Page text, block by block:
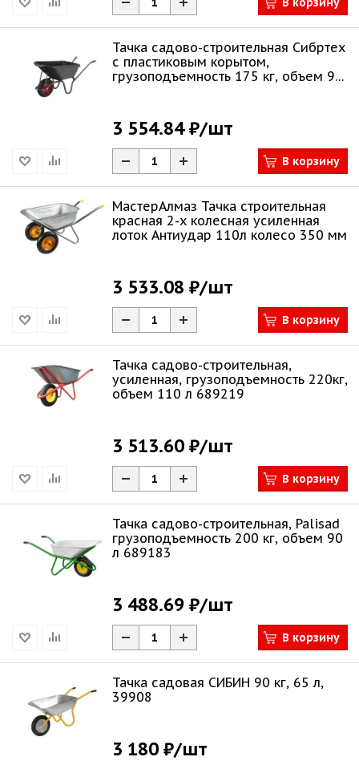
Тачка садово-строительная Сибртех
с пластиковым корытом,
грузоподъемность 175 кг, объем 90
3 554.84 ₽/шт
В корзину
МастерАлмаз Тачка строительная
красная 2-х колесная усиленная
лоток Антиудар 110л колесо 350 мм
3 533.08 ₽/шт
В корзину
Тачка садово-строительная,
усиленная, грузоподъемность 220кг,
объем 110 л 689219
3 513.60 ₽/шт
В корзину
Тачка садово-строительная, Palisad
грузоподъемность 200 кг, объем 90
л 689183
3 488.69 ₽/шт
В корзину
Тачка садовая СИБИН 90 кг, 65 л,
39908
3 180 ₽/шт